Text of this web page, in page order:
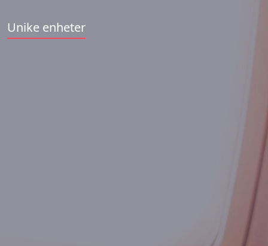
Unike enheter